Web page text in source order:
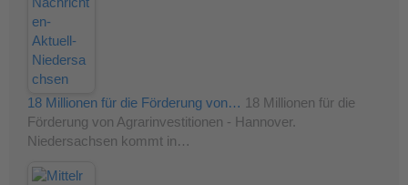
18 Millionen für die Förderung von… 18 Millionen für die
Förderung von Agrarinvestitionen - Hannover.
Niedersachsen kommt in…